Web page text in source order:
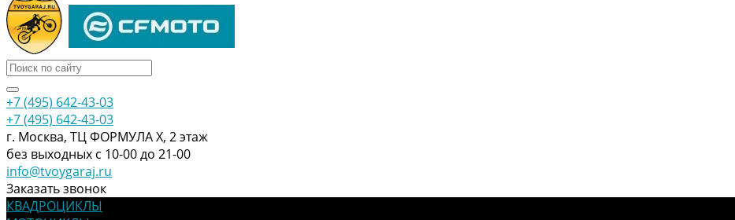
+7 (495) 642-43-03
+7 (495) 642-43-03
г. Москва, ТЦ ФОРМУЛА Х, 2 этаж
без выходных с 10-00 до 21-00
info@tvoygaraj.ru
Заказать звонок
КВАДРОЦИКЛЫ